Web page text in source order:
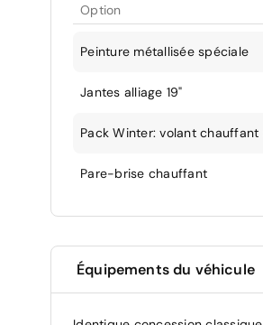
Option
Peinture métallisée spéciale
Jantes alliage 19"
Pack Winter: volant
Pare-brise chauffant
Équipements du véhicule